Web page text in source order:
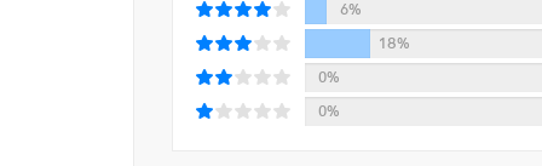
다가오는 그림자 드리워지다
그 그림자 밟으니 도망도 숨지도 못하네
가까이 다가가 말을 걸어보려 할 때
6%
18%
0%
0%